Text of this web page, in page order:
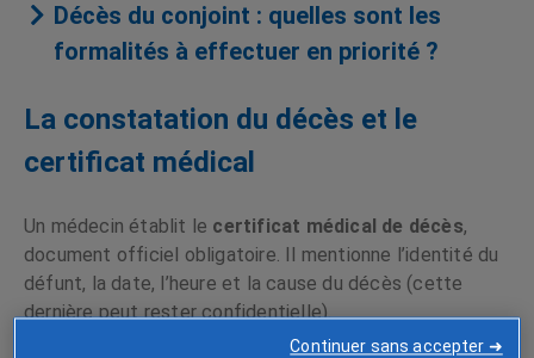
Décès du conjoint : quelles sont les
formalités à effectuer en priorité ?
La constatation du décès et le
certificat médical
Un médecin établit le certificat médical de décès,
document officiel obligatoire. Il mentionne l’identité du
défunt, la date, l’heure et la cause du décès (cette
dernière peut rester confidentielle).
Continuer sans accepter ➜